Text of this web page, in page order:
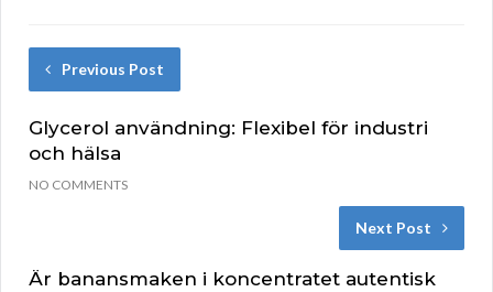
Previous Post
Glycerol användning: Flexibel för industri
och hälsa
NO COMMENTS
Next Post
Är banansmaken i koncentratet autentisk